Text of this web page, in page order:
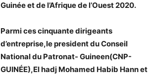
Guinée et de l’Afrique de l’Ouest 2020.
Parmi ces cinquante dirigeants
d’entreprise,le president du Conseil
National du Patronat- Guineen(CNP-
GUINÉE),El hadj Mohamed Habib Hann et